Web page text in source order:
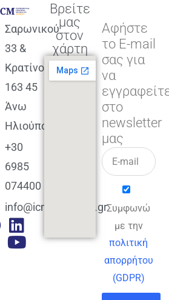
Σαρωνικού
33 &
Κρατίνου
163 45
Άνω
Ηλιούπολη
+30
6985
074400
info@icmacademy.gr
Βρείτε
μας
στον
χάρτη
Αφήστε
το E-mail
σας για
να
στο
newsletter
μας
Συμφωνώ
με την
πολιτική
απορρήτου
(GDPR)